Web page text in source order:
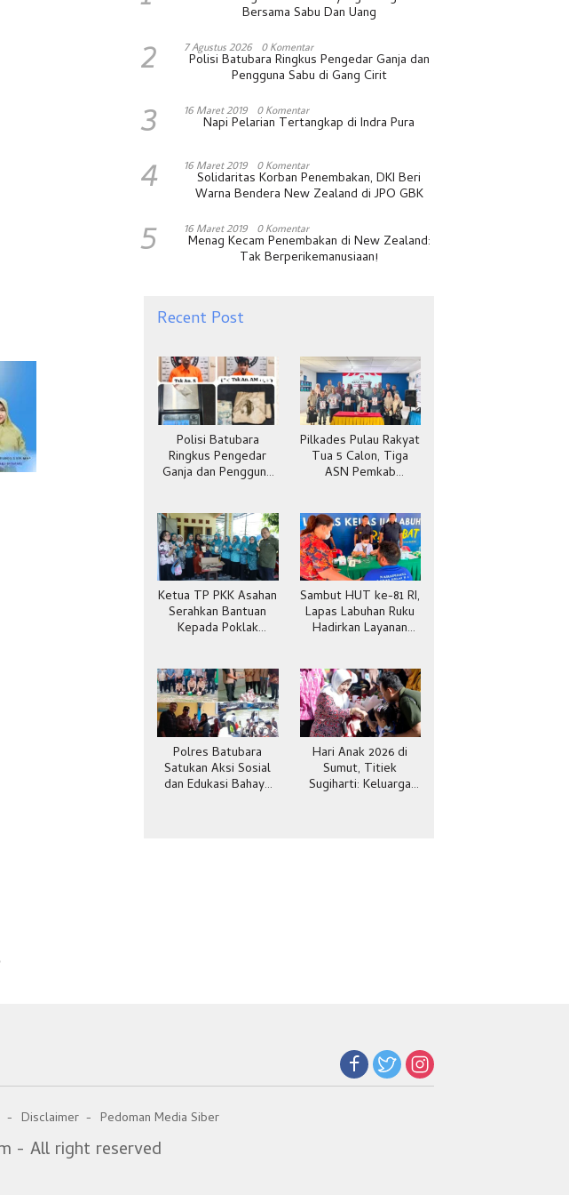
Bersama Sabu Dan Uang
2 7 Agustus 2026 0 Komentar
Polisi Batubara Ringkus Pengedar Ganja dan
Pengguna Sabu di Gang Cirit
3 16 Maret 2019 0 Komentar
Napi Pelarian Tertangkap di Indra Pura
4 16 Maret 2019 0 Komentar
Solidaritas Korban Penembakan, DKI Beri
Warna Bendera New Zealand di JPO GBK
5 16 Maret 2019 0 Komentar
Menag Kecam Penembakan di New Zealand:
Tak Berperikemanusiaan!
Recent Post
Polisi Batubara
Ringkus Pengedar
Ganja dan Pengguna
Pilkades Pulau Rakyat
Tua 5 Calon, Tiga
ASN Pemkab
Ketua TP PKK Asahan
Serahkan Bantuan
Kepada Poklak
Sambut HUT ke-81 RI,
Lapas Labuhan Ruku
Hadirkan Layanan
Polres Batubara
Satukan Aksi Sosial
dan Edukasi Bahaya
Hari Anak 2026 di
Sumut, Titiek
Sugiharti: Keluarga
Disclaimer Pedoman Media Siber
- All right reserved